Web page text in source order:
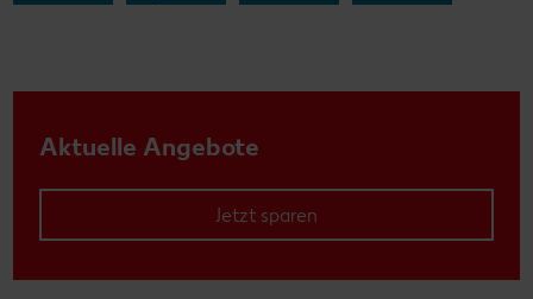
Aktuelle Angebote
Jetzt sparen